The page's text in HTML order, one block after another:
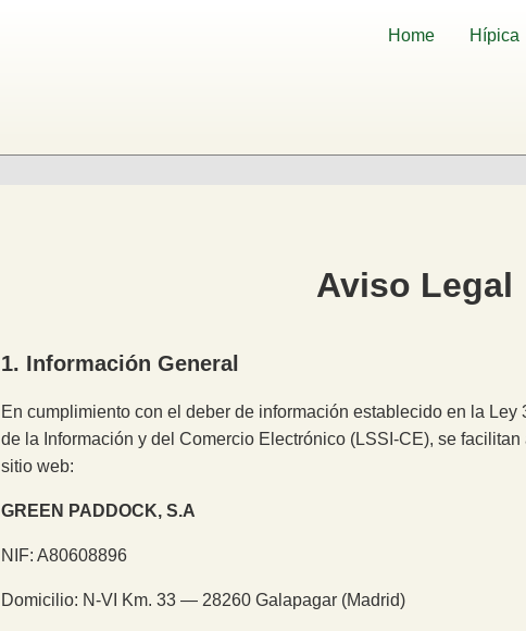
Home Hípica
Aviso Legal
1. Información General
En cumplimiento con el deber de información establecido en la
de la Información y del Comercio Electrónico (LSSI‑CE), se
sitio web:
GREEN PADDOCK, S.A
NIF: A80608896
Domicilio: N‑VI Km. 33 — 28260 Galapagar (Madrid)